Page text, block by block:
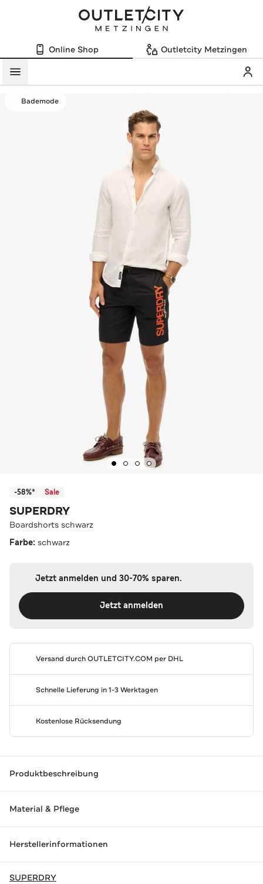
Online Shop Outletcity Metzingen
Menü
Bademode
-58%* Sale
SUPERDRY
Boardshorts schwarz
Farbe: schwarz
Jetzt anmelden und 30-70% sparen.
Jetzt anmelden
Versand durchOUTLETCITY.COM per DHL
Schnelle Lieferung in 1-3 Werktagen
Kostenlose Rücksendung
Produktbeschreibung
Material & Pflege
Herstellerinformationen
SUPERDRY